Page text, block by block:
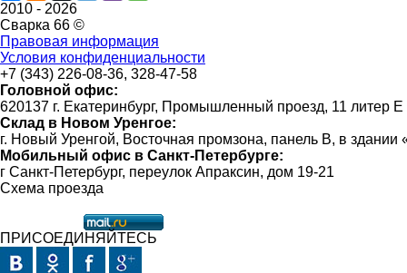
2010 - 2026
Сварка 66 ©
Правовая информация
Условия конфиденциальности
+7 (343) 226-08-36, 328-47-58
Головной офис:
620137 г. Екатеринбург, Промышленный проезд, 11 литер Е
Склад в Новом Уренгое:
г. Новый Уренгой, Восточная промзона, панель В, в
Мобильный офис в Санкт-Петербурге:
г Санкт-Петербург, переулок Апраксин, дом 19-21
Схема проезда
ПРИСОЕДИНЯЙТЕСЬ